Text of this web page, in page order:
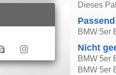
Dieses
BMW 5er
Nicht
BMW 5er
BMW 5er